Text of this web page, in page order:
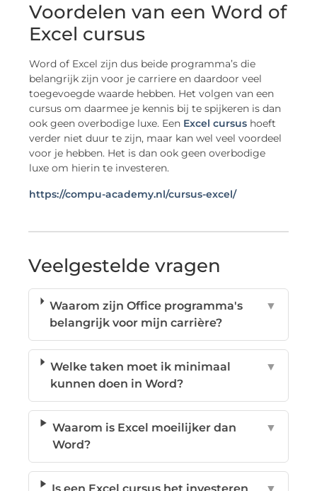
Voordelen van een Word of
Excel cursus
Word of Excel zijn dus beide programma’s die
belangrijk zijn voor je carriere en daardoor veel
toegevoegde waarde hebben. Het volgen van een
cursus om daarmee je kennis bij te spijkeren is dan
ook geen overbodige luxe. Een Excel cursus hoeft
verder niet duur te zijn, maar kan wel veel voordeel
voor je hebben. Het is dan ook geen overbodige
luxe om hierin te investeren.
https://compu-academy.nl/cursus-excel/
Veelgestelde vragen
Waarom zijn Office programma's
belangrijk voor mijn carrière?
▼
Welke taken moet ik minimaal
kunnen doen in Word?
▼
Waarom is Excel moeilijker dan
Word?
▼
Is een Excel cursus het investeren
▼